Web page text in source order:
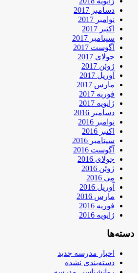
دسامبر 2017
نوامبر 2017
اکتبر 2017
سپتامبر 2017
آگوست 2017
جولای 2017
ژوئن 2017
آوریل 2017
مارس 2017
فوریه 2017
ژانویه 2017
دسامبر 2016
نوامبر 2016
اکتبر 2016
سپتامبر 2016
آگوست 2016
جولای 2016
ژوئن 2016
می 2016
آوریل 2016
مارس 2016
فوریه 2016
ژانویه 2016
دسته‌ها
اخبار مدرسه جدید
دسته‌بندی نشده